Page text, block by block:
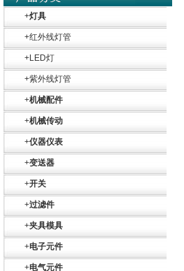
+灯具
+红外线灯管
+LED灯
+紫外线灯管
+机械配件
+机械传动
+仪器仪表
+变送器
+开关
+过滤件
+夹具模具
+电子元件
+电气元件